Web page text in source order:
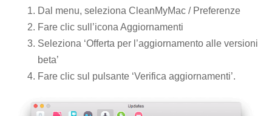
Dal menu, seleziona CleanMyMac / Preferenze
Fare clic sull’icona Aggiornamenti
Seleziona ‘Offerta per l’aggiornamento alle versioni
beta’
Fare clic sul pulsante ‘Verifica aggiornamenti’.